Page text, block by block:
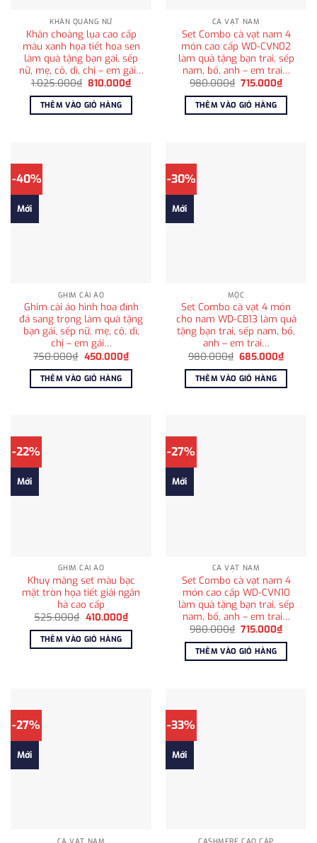
KHĂN QUÀNG NỮ
Khăn choàng lụa cao cấp
màu xanh họa tiết hoa sen
làm quà tặng bạn gái, sếp
nữ, mẹ, cô, dì, chị – em gái…
1.025.000₫ Giá
là:
1.025.000₫.
810.000₫Giá
hiện
tại
810.000₫.
THÊM VÀO GIỎ HÀNG
CÀ VẠT NAM
Set Combo cà vạt nam 4
món cao cấp WD-CVN02
làm quà tặng bạn trai, sếp
nam, bố, anh – em trai…
980.000₫ Giá
là:
980.000₫.
715.000₫Giá
hiện
tại
THÊM VÀO GIỎ HÀNG
-40%
Mới
GHIM CÀI ÁO
Ghim cài áo hình hoa đính
đá sang trọng làm quà tặng
bạn gái, sếp nữ, mẹ, cô, dì,
chị – em gái…
750.000₫ Giá
là:
750.000₫.
450.000₫Giá
hiện
tại
450.000₫.
THÊM VÀO GIỎ HÀNG
-30%
Mới
MỘC
Set Combo cà vạt 4 món
cho nam WD-CB13 làm quà
tặng bạn trai, sếp nam, bố,
anh – em trai…
980.000₫ Giá
là:
980.000₫.
685.000₫Giá
hiện
tại
THÊM VÀO GIỎ HÀNG
-22%
Mới
GHIM CÀI ÁO
Khuy măng set màu bạc
mặt tròn họa tiết giải ngân
hà cao cấp
525.000₫ Giá
là:
525.000₫.
410.000₫Giá
tại
THÊM VÀO GIỎ HÀNG
-27%
Mới
CÀ VẠT NAM
Set Combo cà vạt nam 4
món cao cấp WD-CVN10
làm quà tặng bạn trai, sếp
nam, bố, anh – em trai…
980.000₫ Giá
là:
980.000₫.
715.000₫Giá
tại
THÊM VÀO GIỎ HÀNG
-27%
Mới
-33%
Mới